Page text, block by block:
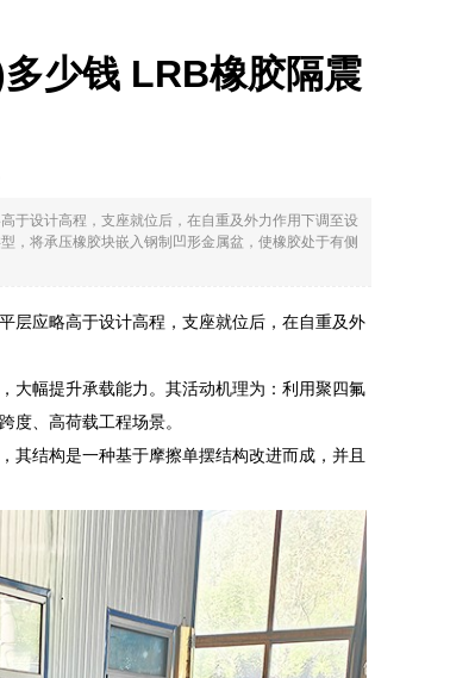
少钱 LRB橡胶隔震
于设计高程，支座就位后，在自重及外力作用下调至设
，将承压橡胶块嵌入钢制凹形金属盆，使橡胶处于有侧
层应略高于设计高程，支座就位后，在自重及外
大幅提升承载能力。其活动机理为：利用聚四氟
度、高荷载工程场景。
其结构是一种基于摩擦单摆结构改进而成，并且